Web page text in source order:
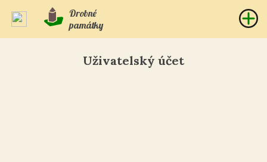
Drobné
památky
Uživatelský účet